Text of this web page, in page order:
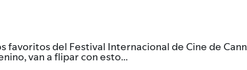
favoritos del Festival Internacional de Cine de
van a flipar con esto…